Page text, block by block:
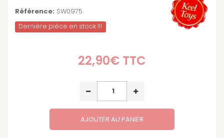
Référence: SW0975
Dernière pièce en stock !!!
22,90€ TTC
AJOUTER AU PANIER